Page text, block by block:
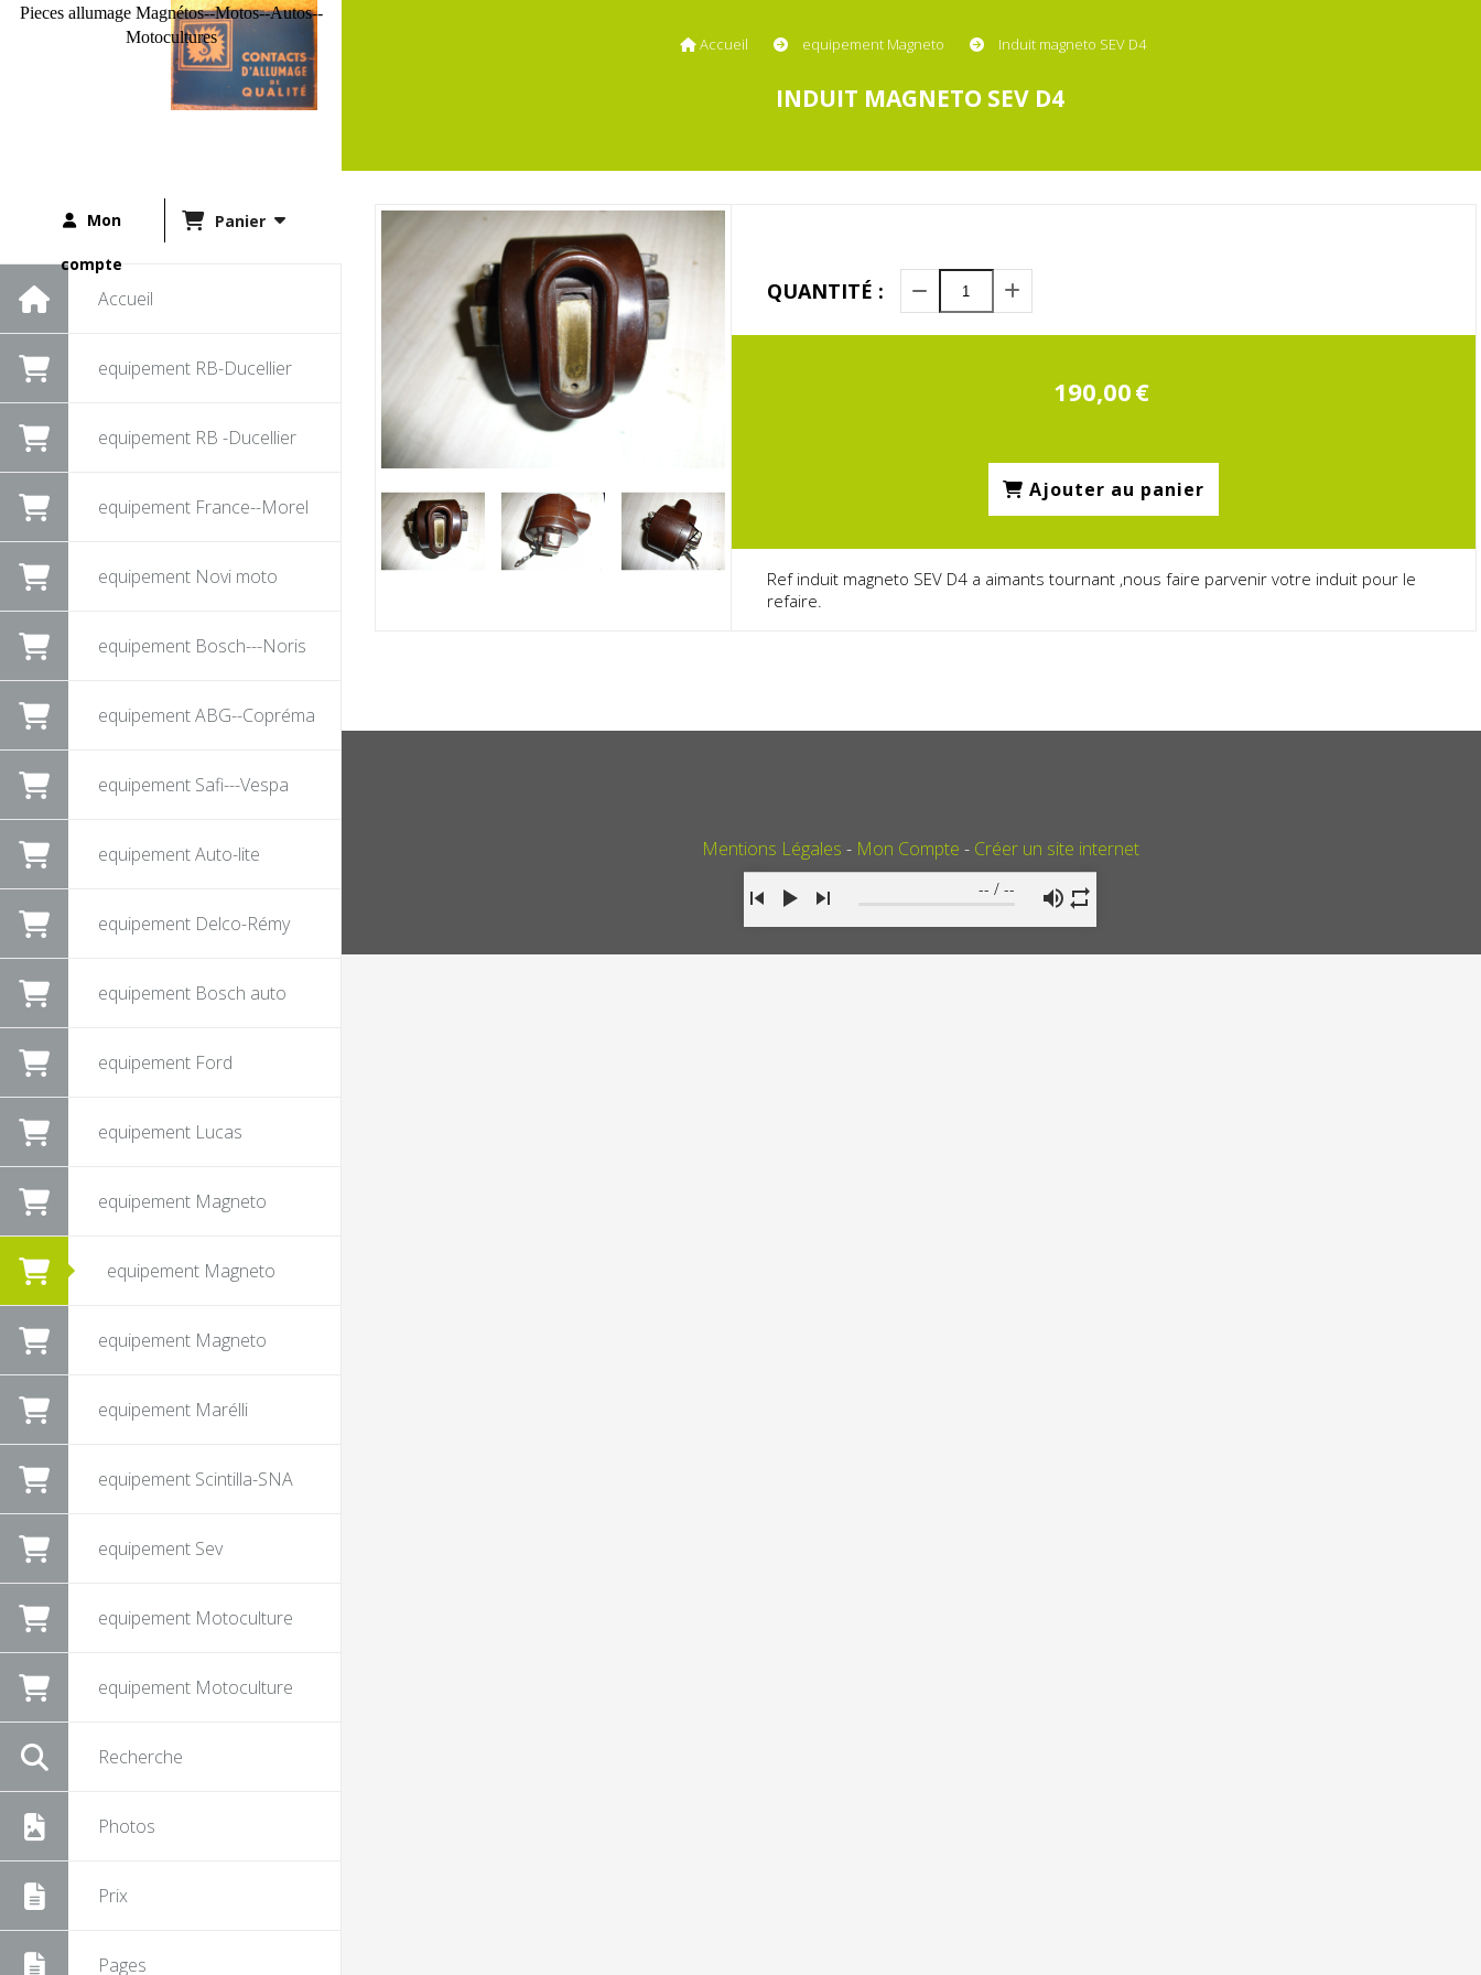
Pieces allumage Magnétos--Motos--Autos--
Motocultures
Mon
compte
Panier
Accueil
equipement RB-Ducellier
equipement RB -Ducellier
equipement France--Morel
equipement Novi moto
equipement Bosch---Noris
equipement ABG--Copréma
equipement Safi---Vespa
equipement Auto-lite
equipement Delco-Rémy
equipement Bosch auto
equipement Ford
equipement Lucas
equipement Magneto
equipement Magneto
equipement Magneto
equipement Marélli
equipement Scintilla-SNA
equipement Sev
equipement Motoculture
equipement Motoculture
Recherche
Photos
Prix
Pages
Accueil equipement Magneto Induit magneto SEV D4
INDUIT MAGNETO SEV D4
190,00€
QUANTITÉ :
Ajouter au panier
Ref induit magneto SEV D4 a aimants tournant ,nous faire parvenir votre induit pour le
refaire.
Mentions Légales Mon Compte Créer un site internet
-- / --